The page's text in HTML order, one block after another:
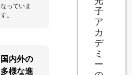
なっていま
す。
国内外の
多様な進
子
ア
カ
デ
ミ
ー